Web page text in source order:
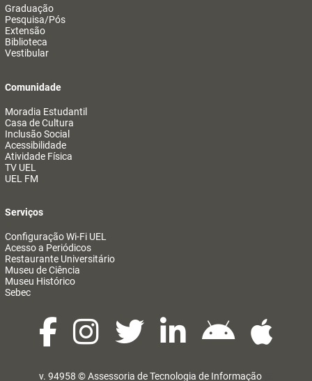
Graduação
Pesquisa/Pós
Extensão
Biblioteca
Vestibular
Comunidade
Moradia Estudantil
Casa de Cultura
Inclusão Social
Acessibilidade
Atividade Física
TV UEL
UEL FM
Serviços
Configuração Wi-Fi UEL
Acesso a Periódicos
Restaurante Universitário
Museu de Ciência
Museu Histórico
Sebec
v. 94958 ©Assessoria de Tecnologia de Informação